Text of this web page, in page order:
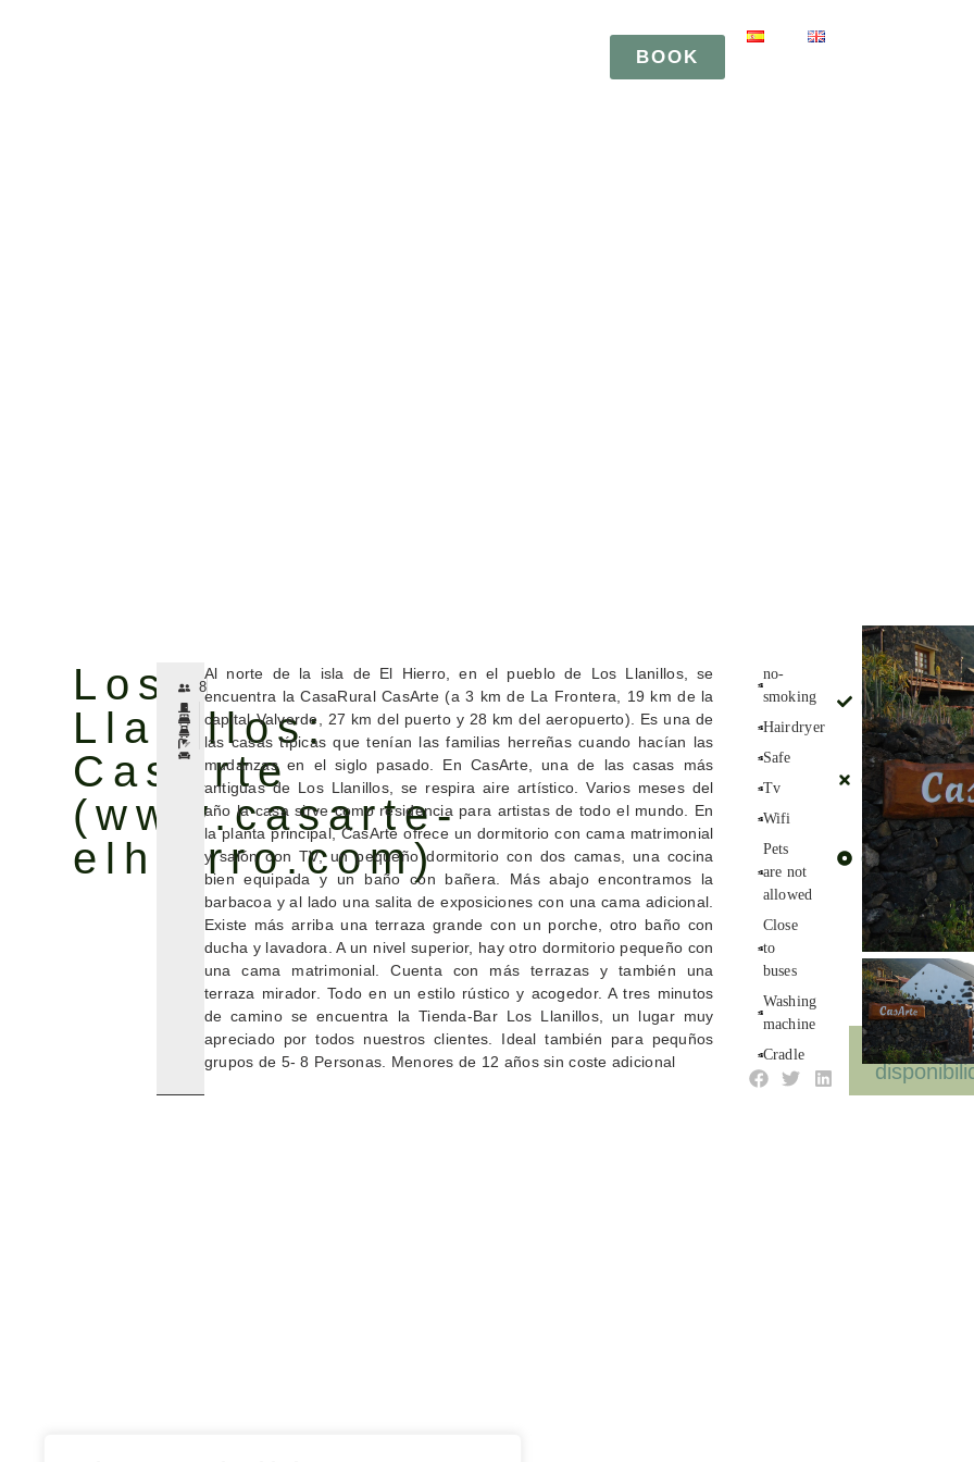
BOOK
Los
Llanillos:
CasArte
(www.casarte-
elhierro.com)
8
Al norte de la isla de El Hierro, en el pueblo de Los Llanillos, se
encuentra la CasaRural CasArte (a 3 km de La Frontera, 19 km de la
capital Valverde, 27 km del puerto y 28 km del aeropuerto). Es una de
las casas típicas que tenían las familias herreñas cuando hacían las
mudanzas en el siglo pasado. En CasArte, una de las casas más
antiguas de Los Llanillos, se respira aire artístico. Varios meses del
año la casa sirve como residencia para artistas de todo el mundo. En
la planta principal, CasArte ofrece un dormitorio con cama matrimonial
y salón con TV, un pequeño dormitorio con dos camas, una cocina
bien equipada y un baño con bañera. Más abajo encontramos la
barbacoa y al lado una salita de exposiciones con una cama adicional.
Existe más arriba una terraza grande con un porche, otro baño con
ducha y lavadora. A un nivel superior, hay otro dormitorio pequeño con
una cama matrimonial. Cuenta con más terrazas y también una
terraza mirador. Todo en un estilo rústico y acogedor. A tres minutos
de camino se encuentra la Tienda-Bar Los Llanillos, un lugar muy
apreciado por todos nuestros clientes. Ideal también para pequños
grupos de 5- 8 Personas. Menores de 12 años sin coste adicional
no-
smoking
Hairdryer
Safe
Tv
Wifi
Pets
are not
allowed
Close
to
buses
Washing
machine
Cradle
Elemento
de lista
nº1
Elemento
de lista
nº2
Elemento
de lista
nº3
Ver